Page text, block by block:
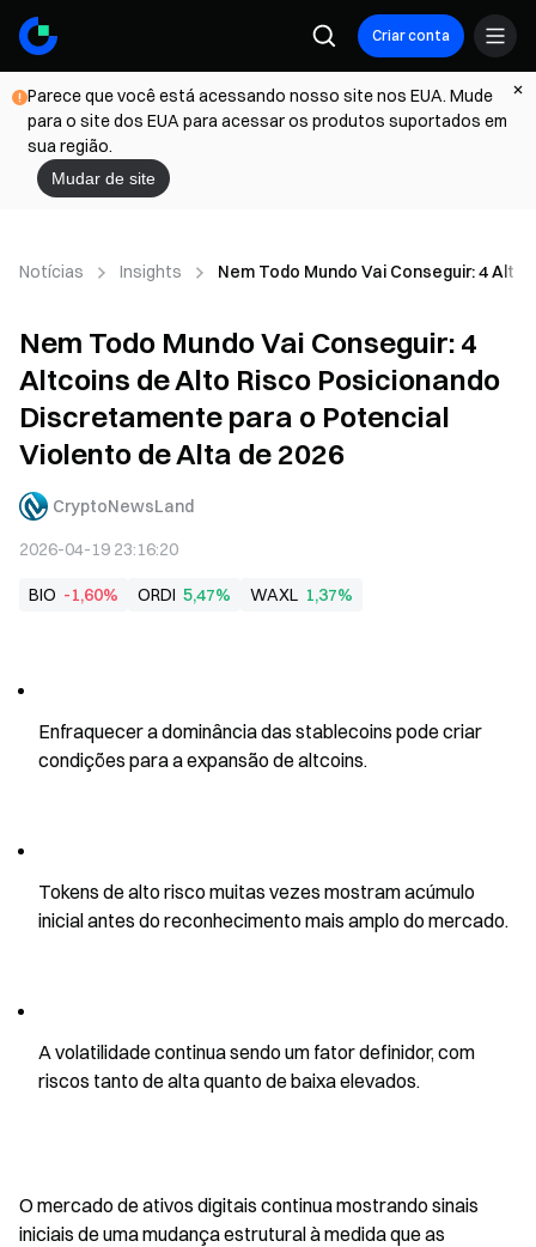
Criar conta
Parece que você está acessando nosso site nos EUA. Mude
para o site dos EUA para acessar os produtos suportados em
sua região.
Mudar de site
Notícias Insights Nem Todo Mundo Vai Conseguir: 4
Nem Todo Mundo Vai Conseguir: 4
Altcoins de Alto Risco Posicionando
Discretamente para o Potencial
Violento de Alta de 2026
CryptoNewsLand
2026-04-19 23:16:20
BIO -1,60% ORDI 5,47% WAXL 1,37%
Enfraquecer a dominância das stablecoins pode criar
condições para a expansão de altcoins.
Tokens de alto risco muitas vezes mostram acúmulo
inicial antes do reconhecimento mais amplo do mercado.
A volatilidade continua sendo um fator definidor, com
riscos tanto de alta quanto de baixa elevados.
O mercado de ativos digitais continua mostrando sinais
iniciais de uma mudança estrutural à medida que as